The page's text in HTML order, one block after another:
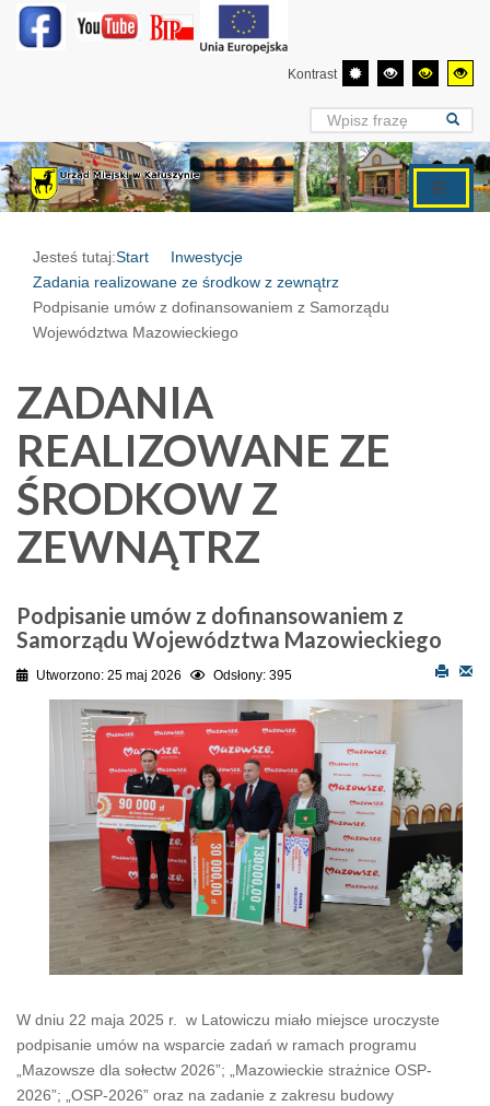
Kontrast
Jesteś tutaj:Start
Inwestycje
Zadania realizowane ze środkow z zewnątrz
Podpisanie umów z dofinansowaniem z Samorządu
Województwa Mazowieckiego
ZADANIA
REALIZOWANE ZE
ŚRODKOW Z
ZEWNĄTRZ
Podpisanie umów z dofinansowaniem z
Samorządu Województwa Mazowieckiego
Utworzono: 25 maj 2026 Odsłony: 395
W dniu 22 maja 2025 r. w Latowiczu miało miejsce uroczyste
podpisanie umów na wsparcie zadań w ramach programu
„Mazowsze dla sołectw 2026”; „Mazowieckie strażnice OSP-
2026”; „OSP-2026” oraz na zadanie z zakresu budowy